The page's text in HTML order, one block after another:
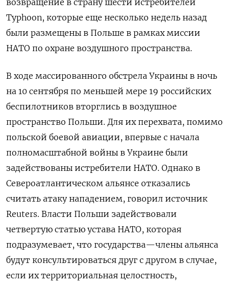
возвращение в страну шести истребителей
Typhoon, которые еще несколько недель назад
были размещены в Польше в рамках миссии
НАТО по охране воздушного пространства.
В ходе массированного обстрела Украины в ночь
на 10 сентября по меньшей мере 19 российских
беспилотников вторглись в воздушное
пространство Польши. Для их перехвата, помимо
польской боевой авиации, впервые с начала
полномасштабной войны в Украине были
задействованы истребители НАТО. Однако в
Североатлантическом альянсе отказались
считать атаку нападением, говорил источник
Reuters. Власти Польши задействовали
четвертую статью устава НАТО, которая
подразумевает, что государства—члены альянса
будут консультироваться друг с другом в случае,
если их территориальная целостность,